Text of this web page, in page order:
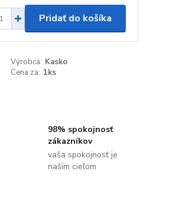
Pridať do košíka
Výrobca: Kasko
Cena za: 1ks
98% spokojnosť
zákazníkov
vaša spokojnosť je
naším cieľom